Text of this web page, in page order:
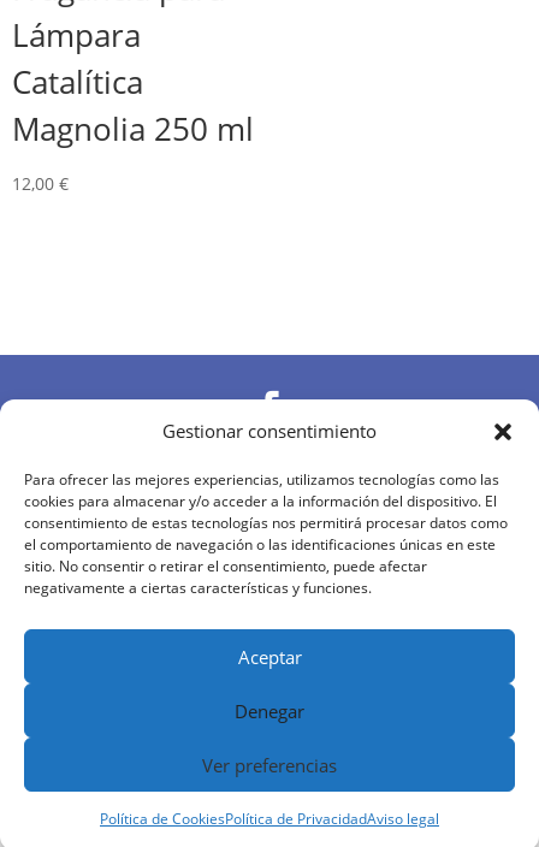
Gestionar consentimiento
Para ofrecer las mejores experiencias, utilizamos tecnologías como las
cookies para almacenar y/o acceder a la información del dispositivo. El
consentimiento de estas tecnologías nos permitirá procesar datos como
el comportamiento de navegación o las identificaciones únicas en este
sitio. No consentir o retirar el consentimiento, puede afectar
negativamente a ciertas características y funciones.
Aceptar
Denegar
Ver preferencias
Política de CookiesPolítica de PrivacidadAviso legal
Lámpara
Catalítica
Magnolia 250 ml
12,00 €



Política de Privacidad|Política de Cookies
Términos y Condiciones